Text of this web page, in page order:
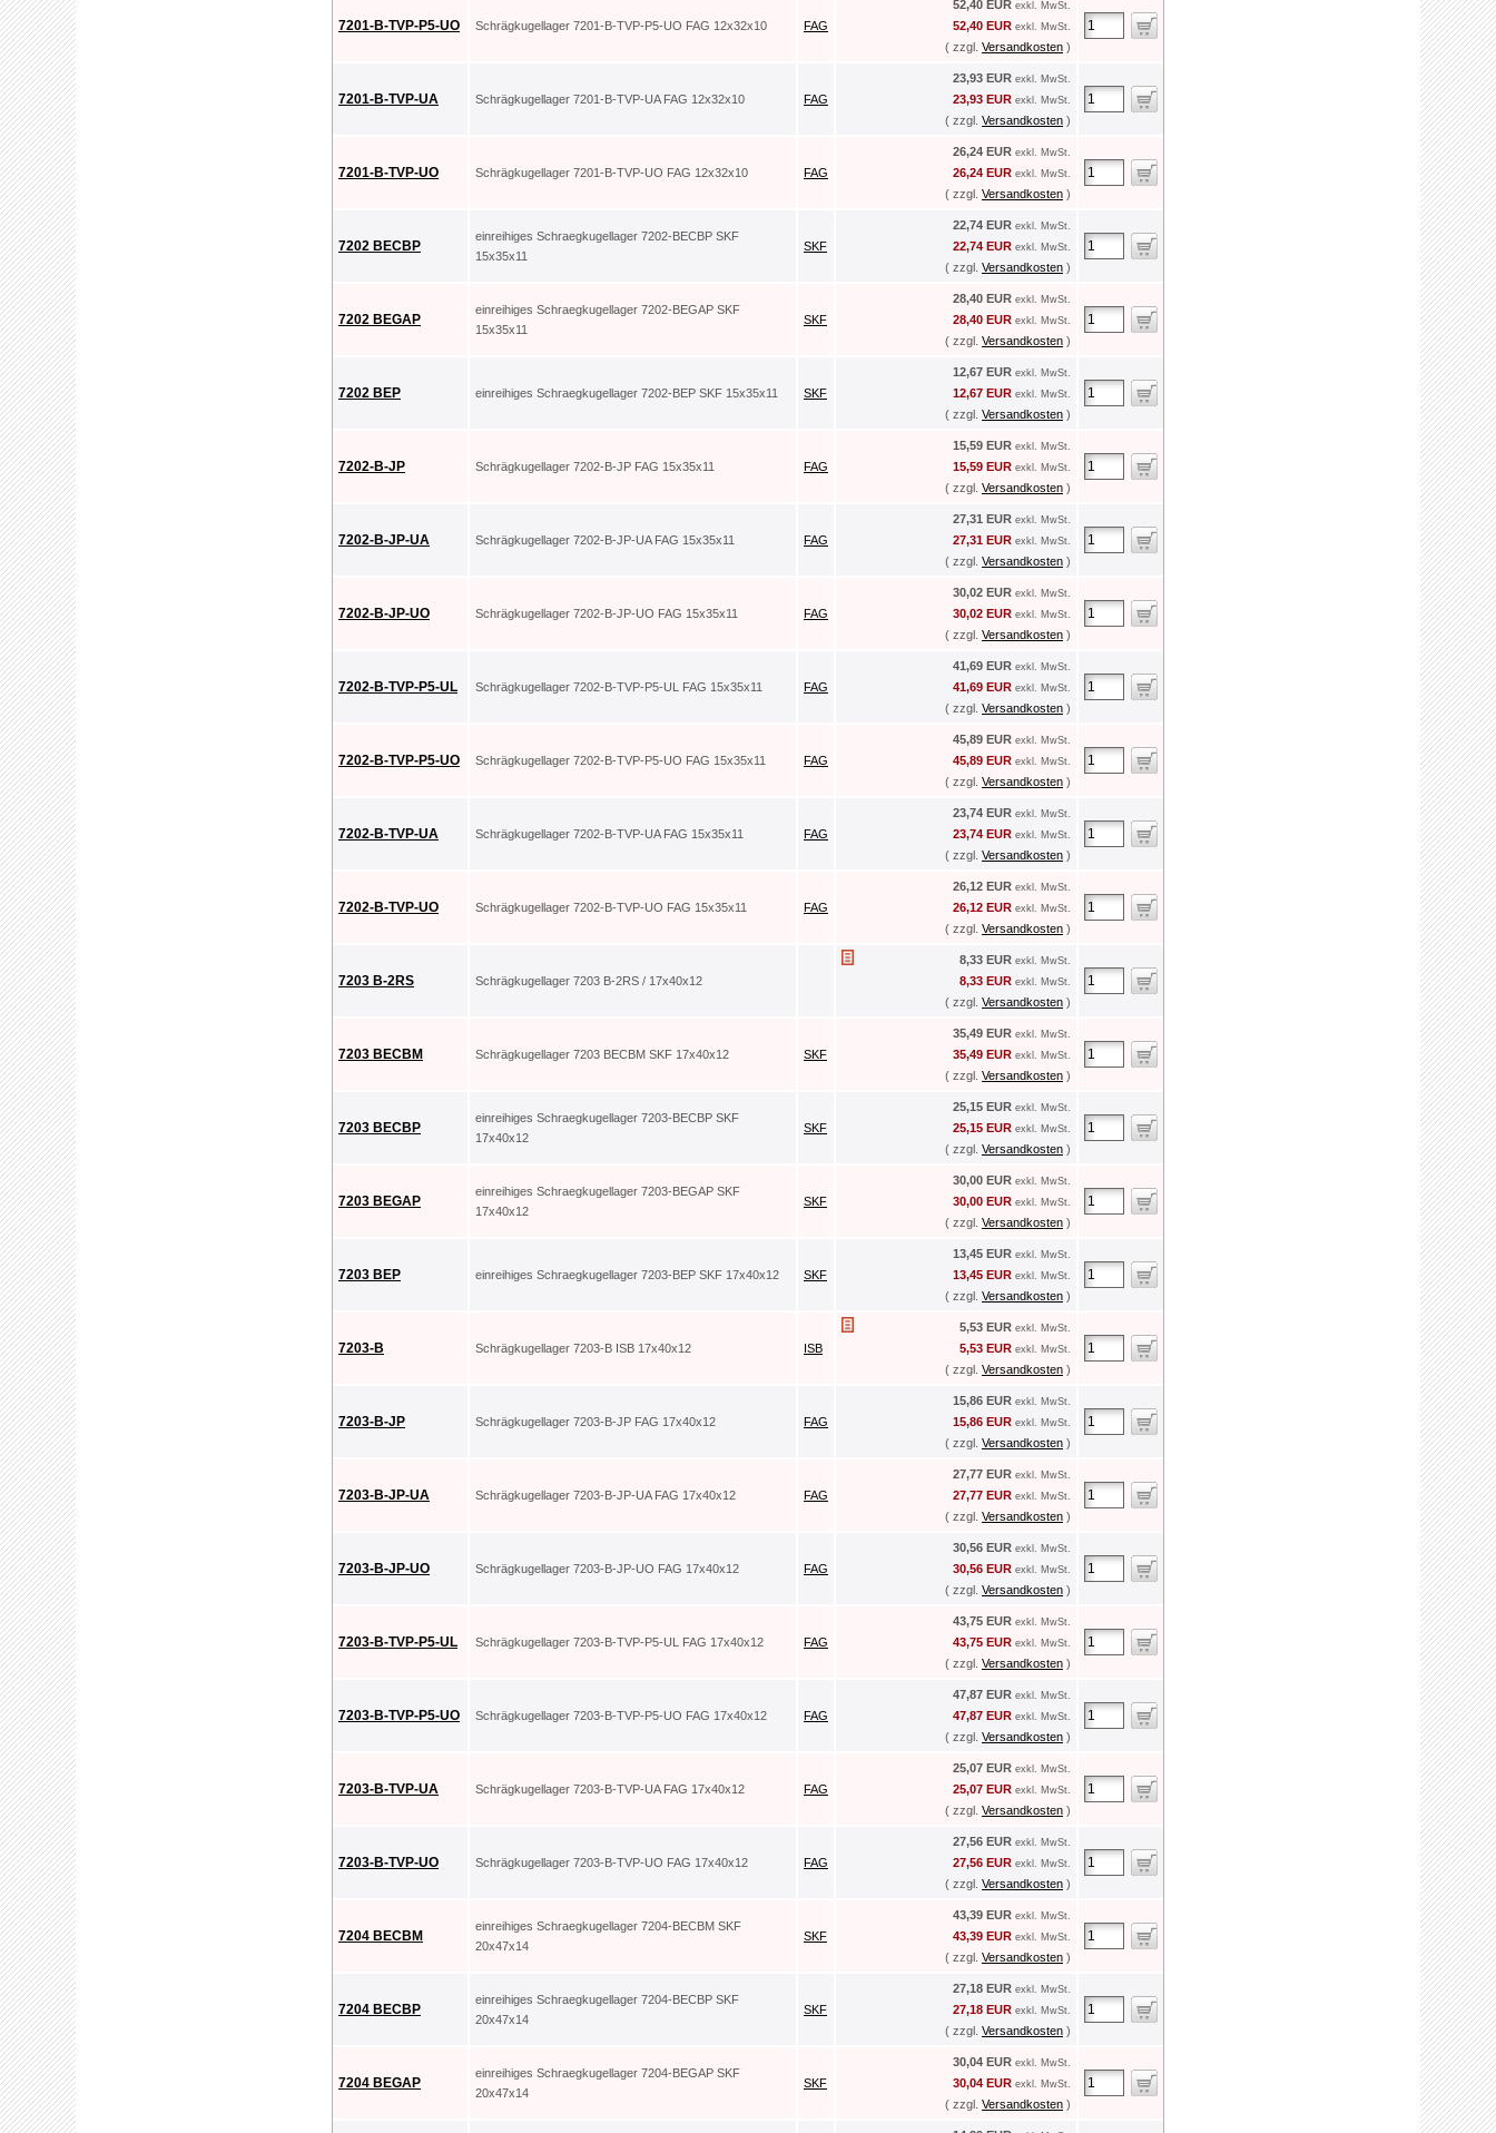
7201-B-TVP-P5-UO Schrägkugellager 7201-B-TVP-P5-UO FAG 12x32x10 FAG
52,40 EUR exkl. MwSt.
52,40 EUR exkl. MwSt.
( zzgl. Versandkosten )
7201-B-TVP-UA Schrägkugellager 7201-B-TVP-UA FAG 12x32x10 FAG
23,93 EUR exkl. MwSt.
23,93 EUR exkl. MwSt.
( zzgl. Versandkosten )
7201-B-TVP-UO Schrägkugellager 7201-B-TVP-UO FAG 12x32x10 FAG
26,24 EUR exkl. MwSt.
26,24 EUR exkl. MwSt.
( zzgl. Versandkosten )
7202 BECBP
einreihiges Schraegkugellager 7202-BECBP SKF
15x35x11
SKF
22,74 EUR exkl. MwSt.
22,74 EUR exkl. MwSt.
( zzgl. Versandkosten )
7202 BEGAP
einreihiges Schraegkugellager 7202-BEGAP SKF
15x35x11
SKF
28,40 EUR exkl. MwSt.
28,40 EUR exkl. MwSt.
( zzgl. Versandkosten )
7202 BEP einreihiges Schraegkugellager 7202-BEP SKF 15x35x11 SKF
12,67 EUR exkl. MwSt.
12,67 EUR exkl. MwSt.
( zzgl. Versandkosten )
7202-B-JP Schrägkugellager 7202-B-JP FAG 15x35x11 FAG
15,59 EUR exkl. MwSt.
15,59 EUR exkl. MwSt.
( zzgl. Versandkosten )
7202-B-JP-UA Schrägkugellager 7202-B-JP-UA FAG 15x35x11 FAG
27,31 EUR exkl. MwSt.
27,31 EUR exkl. MwSt.
( zzgl. Versandkosten )
7202-B-JP-UO Schrägkugellager 7202-B-JP-UO FAG 15x35x11 FAG
30,02 EUR exkl. MwSt.
30,02 EUR exkl. MwSt.
( zzgl. Versandkosten )
7202-B-TVP-P5-UL Schrägkugellager 7202-B-TVP-P5-UL FAG 15x35x11 FAG
41,69 EUR exkl. MwSt.
41,69 EUR exkl. MwSt.
( zzgl. Versandkosten )
7202-B-TVP-P5-UO Schrägkugellager 7202-B-TVP-P5-UO FAG 15x35x11 FAG
45,89 EUR exkl. MwSt.
45,89 EUR exkl. MwSt.
( zzgl. Versandkosten )
7202-B-TVP-UA Schrägkugellager 7202-B-TVP-UA FAG 15x35x11 FAG
23,74 EUR exkl. MwSt.
23,74 EUR exkl. MwSt.
( zzgl. Versandkosten )
7202-B-TVP-UO Schrägkugellager 7202-B-TVP-UO FAG 15x35x11 FAG
26,12 EUR exkl. MwSt.
26,12 EUR exkl. MwSt.
( zzgl. Versandkosten )
7203 B-2RS Schrägkugellager 7203 B-2RS / 17x40x12
8,33 EUR exkl. MwSt.
8,33 EUR exkl. MwSt.
( zzgl. Versandkosten )
7203 BECBM Schrägkugellager 7203 BECBM SKF 17x40x12 SKF
35,49 EUR exkl. MwSt.
35,49 EUR exkl. MwSt.
( zzgl. Versandkosten )
7203 BECBP
einreihiges Schraegkugellager 7203-BECBP SKF
17x40x12
SKF
25,15 EUR exkl. MwSt.
25,15 EUR exkl. MwSt.
( zzgl. Versandkosten )
7203 BEGAP
einreihiges Schraegkugellager 7203-BEGAP SKF
17x40x12
SKF
30,00 EUR exkl. MwSt.
30,00 EUR exkl. MwSt.
( zzgl. Versandkosten )
7203 BEP einreihiges Schraegkugellager 7203-BEP SKF 17x40x12 SKF
13,45 EUR exkl. MwSt.
13,45 EUR exkl. MwSt.
( zzgl. Versandkosten )
7203-B Schrägkugellager 7203-B ISB 17x40x12 ISB
5,53 EUR exkl. MwSt.
5,53 EUR exkl. MwSt.
( zzgl. Versandkosten )
7203-B-JP Schrägkugellager 7203-B-JP FAG 17x40x12 FAG
15,86 EUR exkl. MwSt.
15,86 EUR exkl. MwSt.
( zzgl. Versandkosten )
7203-B-JP-UA Schrägkugellager 7203-B-JP-UA FAG 17x40x12 FAG
27,77 EUR exkl. MwSt.
27,77 EUR exkl. MwSt.
( zzgl. Versandkosten )
7203-B-JP-UO Schrägkugellager 7203-B-JP-UO FAG 17x40x12 FAG
30,56 EUR exkl. MwSt.
30,56 EUR exkl. MwSt.
( zzgl. Versandkosten )
7203-B-TVP-P5-UL Schrägkugellager 7203-B-TVP-P5-UL FAG 17x40x12 FAG
43,75 EUR exkl. MwSt.
43,75 EUR exkl. MwSt.
( zzgl. Versandkosten )
7203-B-TVP-P5-UO Schrägkugellager 7203-B-TVP-P5-UO FAG 17x40x12 FAG
47,87 EUR exkl. MwSt.
47,87 EUR exkl. MwSt.
( zzgl. Versandkosten )
7203-B-TVP-UA Schrägkugellager 7203-B-TVP-UA FAG 17x40x12 FAG
25,07 EUR exkl. MwSt.
25,07 EUR exkl. MwSt.
( zzgl. Versandkosten )
7203-B-TVP-UO Schrägkugellager 7203-B-TVP-UO FAG 17x40x12 FAG
27,56 EUR exkl. MwSt.
27,56 EUR exkl. MwSt.
( zzgl. Versandkosten )
7204 BECBM
einreihiges Schraegkugellager 7204-BECBM SKF
20x47x14
SKF
43,39 EUR exkl. MwSt.
43,39 EUR exkl. MwSt.
( zzgl. Versandkosten )
7204 BECBP
einreihiges Schraegkugellager 7204-BECBP SKF
20x47x14
SKF
27,18 EUR exkl. MwSt.
27,18 EUR exkl. MwSt.
( zzgl. Versandkosten )
7204 BEGAP
einreihiges Schraegkugellager 7204-BEGAP SKF
20x47x14
SKF
30,04 EUR exkl. MwSt.
30,04 EUR exkl. MwSt.
( zzgl. Versandkosten )